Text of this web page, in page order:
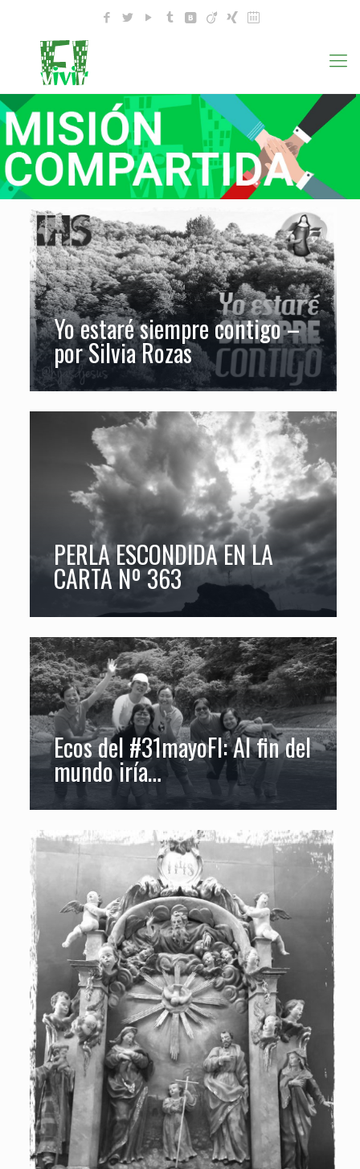
Yo estaré siempre contigo –
por Silvia Rozas
PERLA ESCONDIDA EN LA
CARTA Nº 363
Ecos del #31mayoFI: Al fin del
mundo iría…